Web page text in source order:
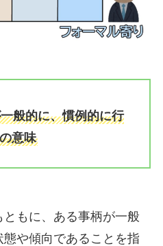
般的に、慣例的に行
意味
ともに、ある事柄が一般
や傾向であることを指